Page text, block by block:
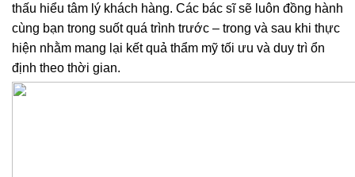
thấu hiểu tâm lý khách hàng. Các bác sĩ sẽ luôn đồng hành
cùng bạn trong suốt quá trình trước – trong và sau khi thực
hiện nhằm mang lại kết quả thẩm mỹ tối ưu và duy trì ổn
định theo thời gian.